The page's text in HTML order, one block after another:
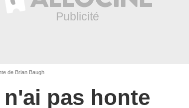
de Brian Baugh
n'ai pas honte